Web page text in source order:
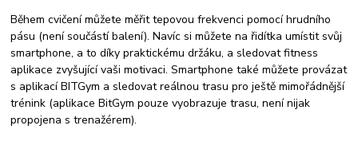
Během cvičení můžete měřit tepovou frekvenci pomocí hrudního
pásu (není součástí balení). Navíc si můžete na řidítka umístit svůj
smartphone, a to díky praktickému držáku, a sledovat fitness
aplikace zvyšující vaši motivaci. Smartphone také můžete provázat
s aplikací BITGym a sledovat reálnou trasu pro ještě mimořádnější
trénink (aplikace BitGym pouze vyobrazuje trasu, není nijak
propojena s trenažérem).